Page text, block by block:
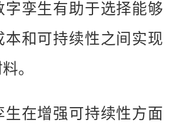
字孪生有助于选择能够
本和可持续性之间实现
。
生在增强可持续性方面